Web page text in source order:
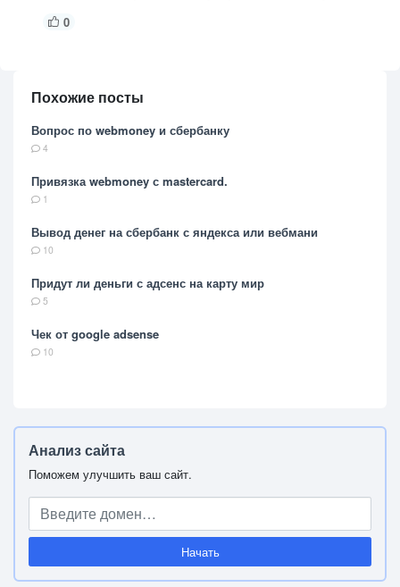
0
Похожие посты
Вопрос по webmoney и сбербанку
4
Привязка webmoney с mastercard.
1
Вывод денег на сбербанк с яндекса или вебмани
10
Придут ли деньги с адсенс на карту мир
5
Чек от google adsense
10
Анализ сайта
Поможем улучшить ваш сайт.
Начать